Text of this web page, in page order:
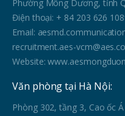
Phường Mông Dương, tỉnh
Điện thoại: + 84 203 626
Email:
recruitment.aes-
Website:
Văn phòng tại Hà Nội:
Phòng 302, tầng 3, Cao ốc